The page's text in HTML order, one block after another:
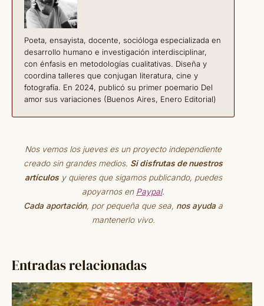
Poeta, ensayista, docente, socióloga especializada en
desarrollo humano e investigación interdisciplinar,
con énfasis en metodologías cualitativas. Diseña y
coordina talleres que conjugan literatura, cine y
fotografía. En 2024, publicó su primer poemario Del
amor sus variaciones (Buenos Aires, Enero Editorial)
Nos vemos los jueves es un proyecto independiente
creado sin grandes medios. Si disfrutas de nuestros
artículosy quieres que sigamos publicando, puedes
apoyarnos en Paypal.
Cada aportación, por pequeña que sea, nos ayudaa
mantenerlo vivo.
Entradas relacionadas